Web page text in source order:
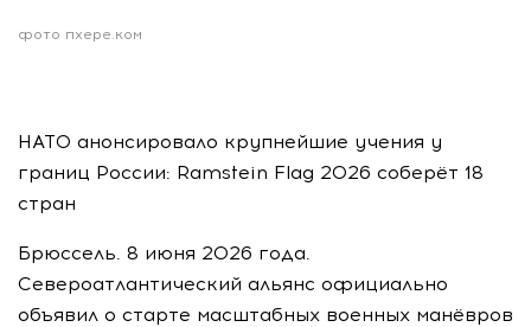
фото пхере.ком
НАТО анонсировало крупнейшие учения у
границ России: Ramstein Flag 2026 соберёт 18
стран
Брюссель. 8 июня 2026 года.
Североатлантический альянс официально
объявил о старте масштабных военных манёвров